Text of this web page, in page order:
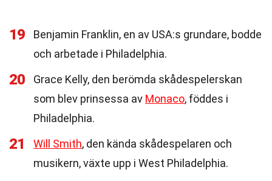
19
Benjamin Franklin, en av USA:s grundare, bodde
och arbetade i Philadelphia.
20
Grace Kelly, den berömda skådespelerskan
som blev prinsessa av Monaco, föddes i
Philadelphia.
21 Will Smith, den kända skådespelaren och
musikern, växte upp i West Philadelphia.